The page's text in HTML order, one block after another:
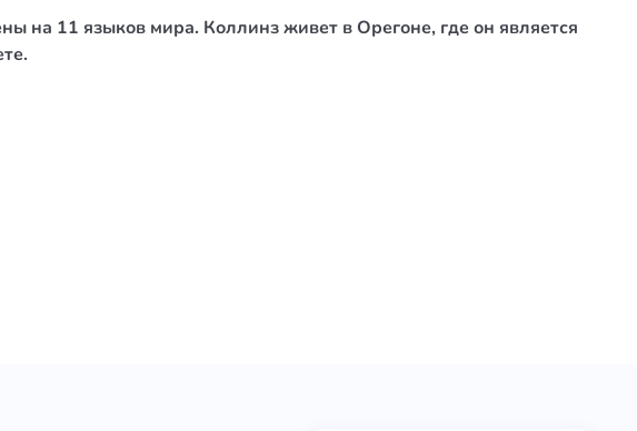
на 11 языков мира. Коллинз живет в Орегоне, где он является